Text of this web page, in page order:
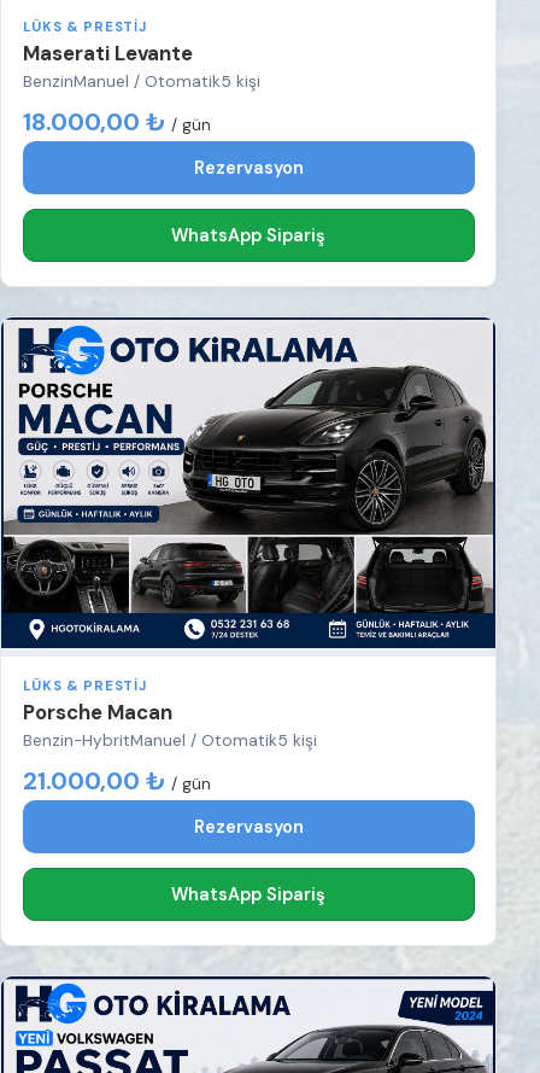
LÜKS & PRESTIJ
Maserati Levante
BenzinManuel / Otomatik5 kişi
18.000,00 ₺ / gün
Rezervasyon
WhatsApp Sipariş
LÜKS & PRESTIJ
Porsche Macan
Benzin-HybritManuel / Otomatik5 kişi
21.000,00 ₺ / gün
Rezervasyon
WhatsApp Sipariş